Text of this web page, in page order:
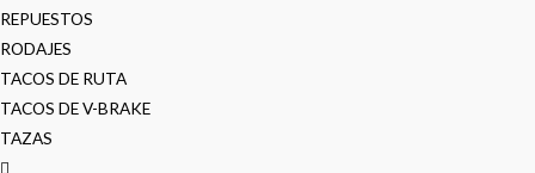
REPUESTOS
RODAJES
TACOS DE RUTA
TACOS DE V-BRAKE
TAZAS